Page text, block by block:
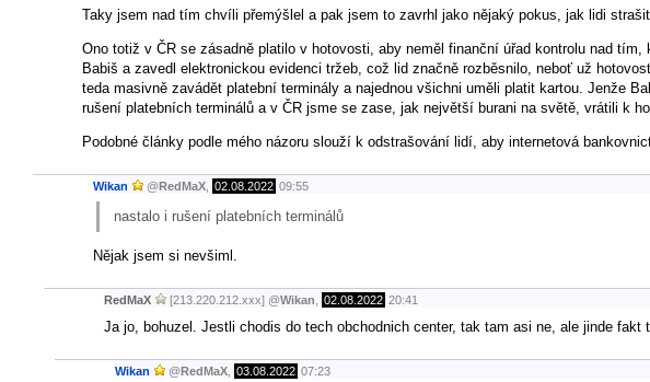
Taky jsem nad tím chvíli přemýšlel a pak jsem to zavrhl jako nějaký pokus, jak lidi
Ono totiž v ČR se zásadně platilo v hotovosti, aby neměl finanční úřad kontrolu nad
Babiš a zavedl elektronickou evidenci tržeb, což lid značně rozběsnilo, neboť už
teda masivně zavádět platební terminály a najednou všichni uměli platit kartou. Jenže
rušení platebních terminálů a v ČR jsme se zase, jak největší burani na světě, vrátili k
Podobné články podle mého názoru slouží k odstrašování lidí, aby internetová
Wikan @ RedMaX 02.08.2022 09:55
nastalo i rušení platebních terminálů
Nějak jsem si nevšiml.
RedMaX [213.220.212.xxx] @Wikan 02.08.2022 20:41
Ja jo, bohuzel. Jestli chodis do tech obchodnich center, tak tam asi ne, ale jinde fakt
Wikan @ RedMaX 03.08.2022 07:23